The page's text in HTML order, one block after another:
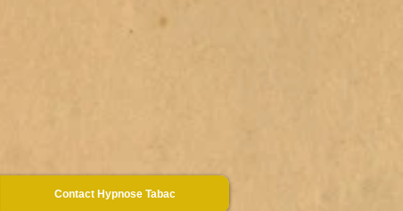
Contact Hypnose Tabac